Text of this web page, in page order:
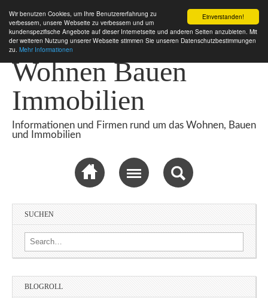
Einverstanden!
Wir benutzen Cookies, um Ihre Benutzererfahrung zu
verbessern, unsere Webseite zu verbessern und um
kundenspezifische Angebote auf dieser Internetseite und anderen Seiten anzubieten. Mit
der weiteren Nutzung unserer Webseite stimmen Sie unseren Datenschutzbestimmungen
zu. Mehr Informationen
Wohnen Bauen
Immobilien
Informationen und Firmen rund um das Wohnen, Bauen
und Immobilien
SUCHEN
Search for:
BLOGROLL